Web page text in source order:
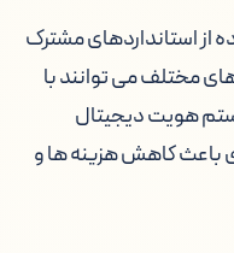
از استانداردهای مشترک
مختلف می توانند با
هویت دیجیتال
باعث کاهش هزینه ها و